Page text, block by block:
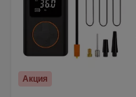
Акция